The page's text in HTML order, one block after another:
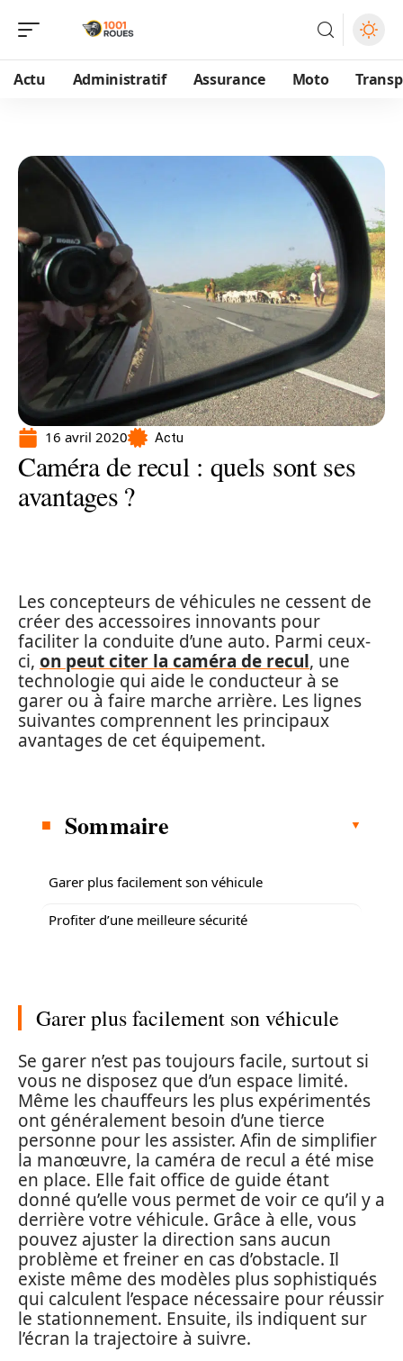
Actu Administratif Assurance Moto
16 avril 2020 Actu
Caméra de recul : quels sont ses
avantages ?
Les concepteurs de véhicules ne cessent de
créer des accessoires innovants pour
faciliter la conduite d’une auto. Parmi ceux-
ci, on peut citer la caméra de recul, une
technologie qui aide le conducteur à se
garer ou à faire marche arrière. Les lignes
suivantes comprennent les principaux
avantages de cet équipement.
Sommaire
Garer plus facilement son véhicule
Profiter d’une meilleure sécurité
Garer plus facilement son véhicule
Se garer n’est pas toujours facile, surtout si
vous ne disposez que d’un espace limité.
Même les chauffeurs les plus expérimentés
ont généralement besoin d’une tierce
personne pour les assister. Afin de simplifier
la manœuvre, la caméra de recul a été mise
en place. Elle fait office de guide étant
donné qu’elle vous permet de voir ce qu’il y a
derrière votre véhicule. Grâce à elle, vous
pouvez ajuster la direction sans aucun
problème et freiner en cas d’obstacle. Il
existe même des modèles plus sophistiqués
qui calculent l’espace nécessaire pour réussir
le stationnement. Ensuite, ils indiquent sur
l’écran la trajectoire à suivre.